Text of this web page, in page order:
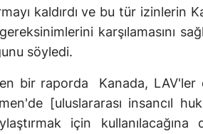
kaldırdı ve bu tür izinlerin
karşılamasını
söyledi.
bir raporda Kanada, LAV'ler
[uluslararası insancıl
için